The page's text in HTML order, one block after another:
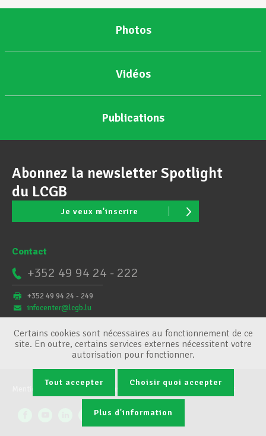
Photos
Vidéos
Publications
Abonnez la newsletter Spotlight
du LCGB
Je veux m'inscrire
Contact
+352 49 94 24 - 222
+352 49 94 24 - 249
infocenter@lcgb.lu
Conditions générales Gestion des cookies
Certains cookies sont nécessaires au fonctionnement de ce
site. En outre, certains services externes nécessitent votre
autorisation pour fonctionner.
Tout accepter Choisir quoi accepter
Plus d'information